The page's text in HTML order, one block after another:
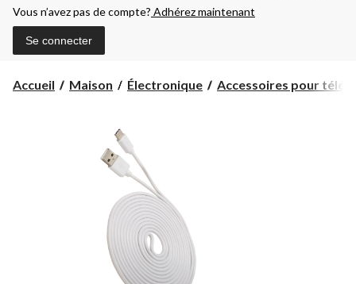
Vous n’avez pas de compte? Adhérez maintenant
Se connecter
Accueil Maison Électronique Accessoires pour